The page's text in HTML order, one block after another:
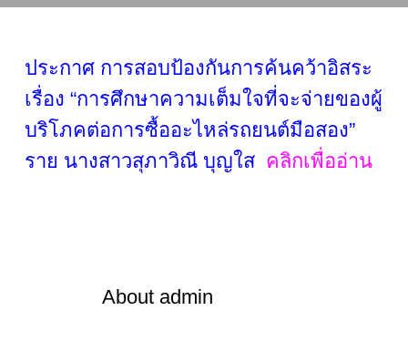
ประกาศ การสอบป้องกันการค้นคว้าอิสระ
เรื่อง “การศึกษาความเต็มใจที่จะจ่ายของผู้
บริโภคต่อการซื้ออะไหล่รถยนต์มือสอง”
ราย นางสาวสุภาวิณี บุญใส คลิกเพื่ออ่าน
Aboutadmin